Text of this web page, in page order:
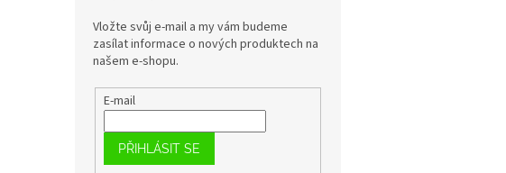
Vložte svůj e-mail a my vám budeme
zasílat informace o nových produktech na
našem e-shopu.
E-mail
PŘIHLÁSIT SE